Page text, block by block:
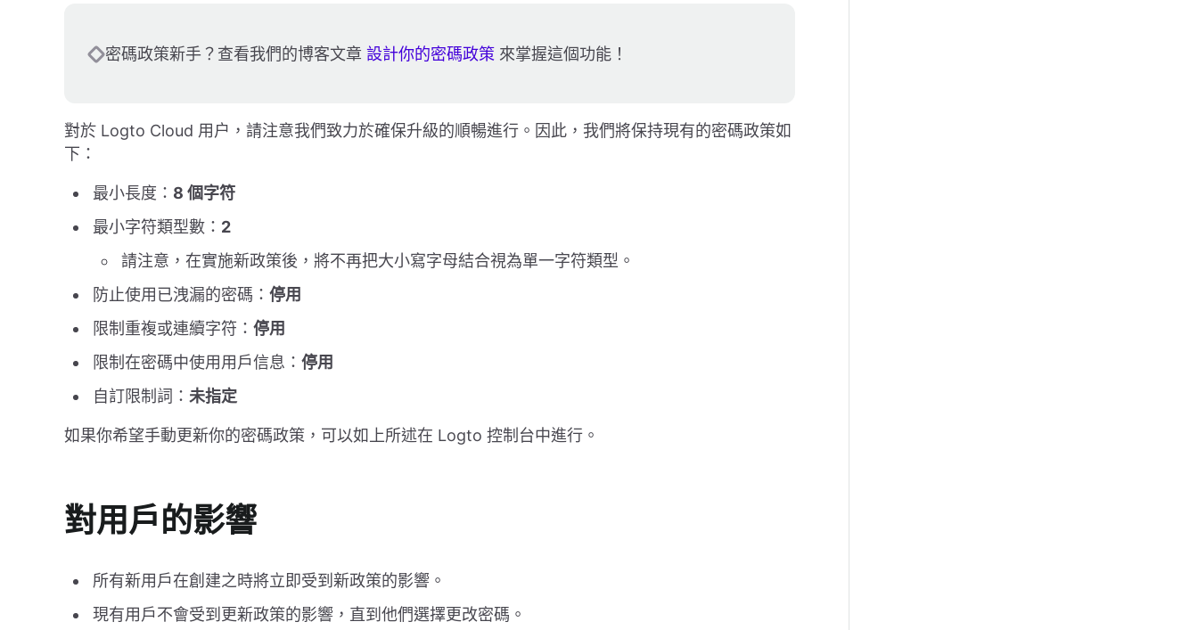
密碼政策新手？查看我們的博客文章 設計你的密碼政策 來掌握這個功能！
對於 Logto Cloud 用户，請注意我們致力於確保升級的順暢進行。因此，我們將保持現有的密碼政策如
下：
最小長度： 8 個字符
最小字符類型數： 2
請注意，在實施新政策後，將不再把大小寫字母結合視為單一字符類型。
防止使用已洩漏的密碼： 停用
限制重複或連續字符： 停用
限制在密碼中使用用戶信息： 停用
自訂限制詞： 未指定
如果你希望手動更新你的密碼政策，可以如上所述在 Logto 控制台中進行。
對用戶的影響
所有新用戶在創建之時將立即受到新政策的影響。
現有用戶不會受到更新政策的影響，直到他們選擇更改密碼。